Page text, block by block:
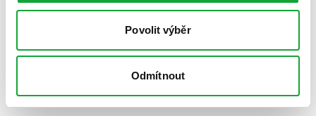
Povolit výběr
Odmítnout